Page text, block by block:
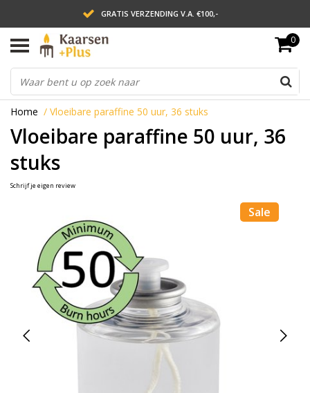
GRATIS VERZENDING V.A. €100,-
LEVERING BINNEN 2 WERKDAGEN
ACHTERAF BETALEN VIA AFTERPAY
0
Home / Vloeibare paraffine 50 uur, 36 stuks
Vloeibare paraffine 50 uur, 36
stuks
Schrijf je eigen review
Sale